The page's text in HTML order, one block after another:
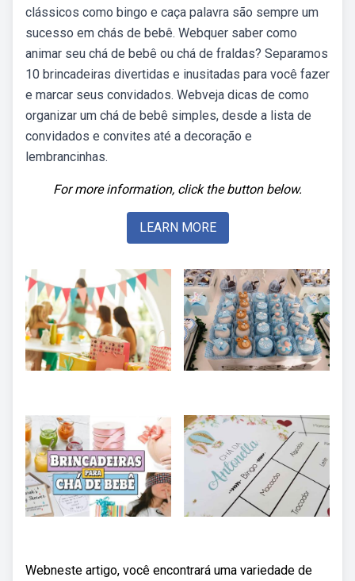
clássicos como bingo e caça palavra são sempre um
sucesso em chás de bebê. Webquer saber como
animar seu chá de bebê ou chá de fraldas? Separamos
10 brincadeiras divertidas e inusitadas para você fazer
e marcar seus convidados. Webveja dicas de como
organizar um chá de bebê simples, desde a lista de
convidados e convites até a decoração e
lembrancinhas.
For more information, click the button below.
LEARN MORE
Webneste artigo, você encontrará uma variedade de